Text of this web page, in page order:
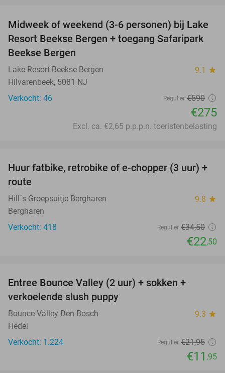
53%
Midweek of weekend (3-6 personen) bij Lake
Resort Beekse Bergen + toegang Safaripark
Beekse Bergen
Lake Resort Beekse Bergen 9.1 star
Hilvarenbeek, 5081 NJ
Verkocht: 46
Regulier €590
€275
Excl. ca. €2,65 p.p.p.n. toeristenbelasting
35%
Huur fatbike, retrobike of e-chopper (3 uur) +
route
Hill´s Groepsuitje Bergharen 9.8 star
Bergharen
Verkocht: 418
Regulier €34,50
€22,50
Entree Bounce Valley (2 uur) + sokken +
verkoelende slush puppy
Bounce Valley Den Bosch 9.3 star
Hedel
Verkocht: 1.224
Regulier €21,95
€11 ,95